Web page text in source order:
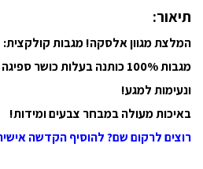
תיאור:
המלצת מגוון אלסקה! מגבות קולקצית: Premium - פרימיום
מגבות 100% כותנה בעלות
ונעימות למגע!
באיכות מעולה במבחר צבעים ומידות!
רוצים לרקום שם? להוסיף הקדשה